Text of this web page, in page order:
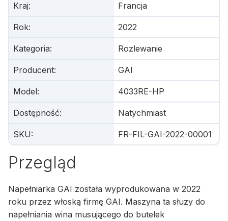
Kraj: Francja
Rok: 2022
Kategoria: Rozlewanie
Producent: GAI
Model: 4033RE-HP
Dostępność: Natychmiast
SKU: FR-FIL-GAI-2022-00001
Przegląd
Napełniarka GAI została wyprodukowana w 2022
roku przez włoską firmę GAI. Maszyna ta służy do
napełniania wina musującego do butelek